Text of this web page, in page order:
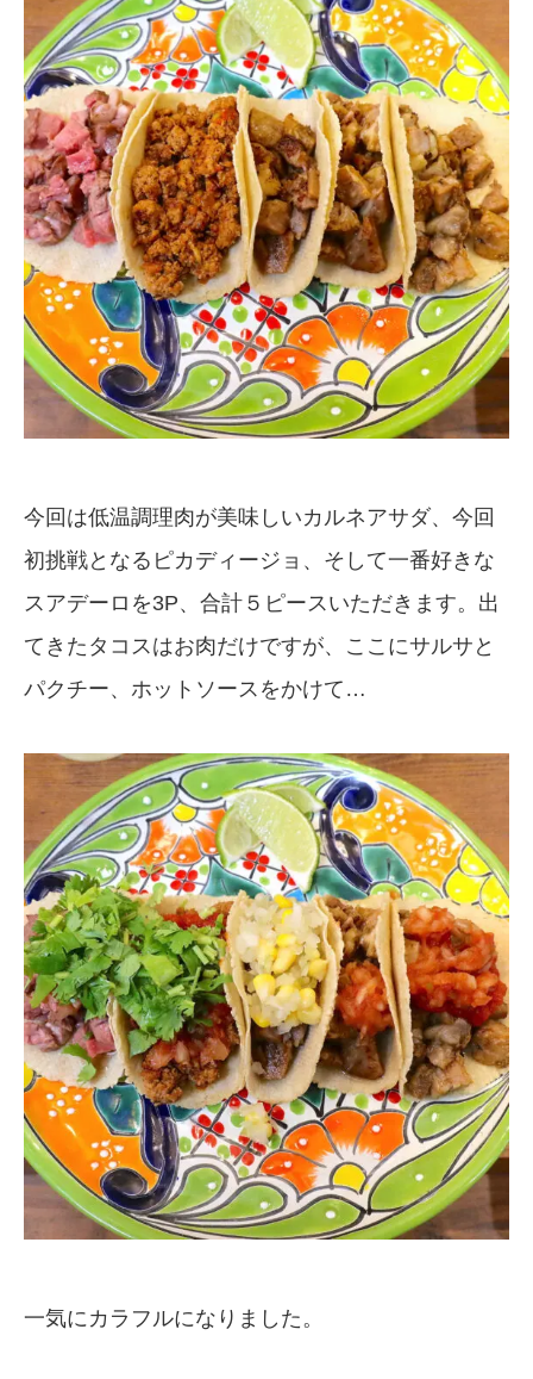
今回は低温調理肉が美味しいカルネアサダ、今回
初挑戦となるピカディージョ、そして一番好きな
スアデーロを3P、合計５ピースいただきます。出
てきたタコスはお肉だけですが、ここにサルサと
パクチー、ホットソースをかけて…
一気にカラフルになりました。